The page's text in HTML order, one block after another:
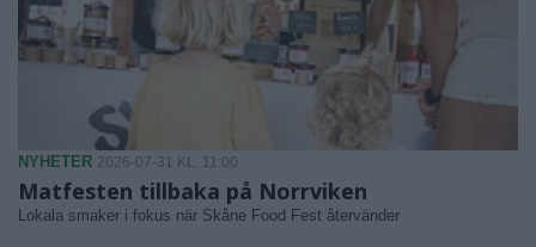
NYHETER 2026-07-31 KL. 11:00
Matfesten tillbaka på Norrviken
Lokala smaker i fokus när Skåne Food Fest återvänder